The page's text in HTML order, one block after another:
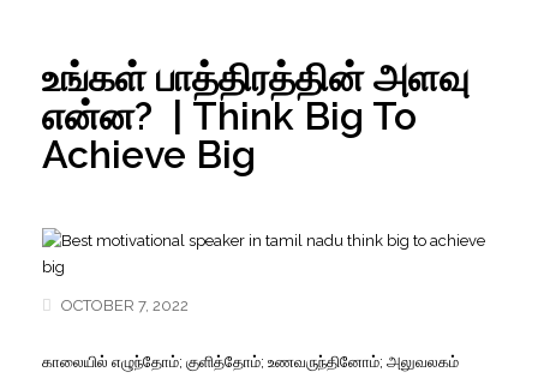
உங்கள் பாத்திரத்தின் அளவு
என்ன? | Think Big To
Achieve Big
OCTOBER 7, 2022
காலையில் எழுந்தோம்; குளித்தோம்; உணவருந்தினோம்; அலுவலகம்